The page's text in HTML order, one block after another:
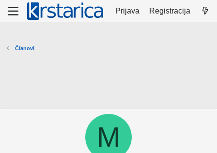
Prijava Registracija
Članovi
M